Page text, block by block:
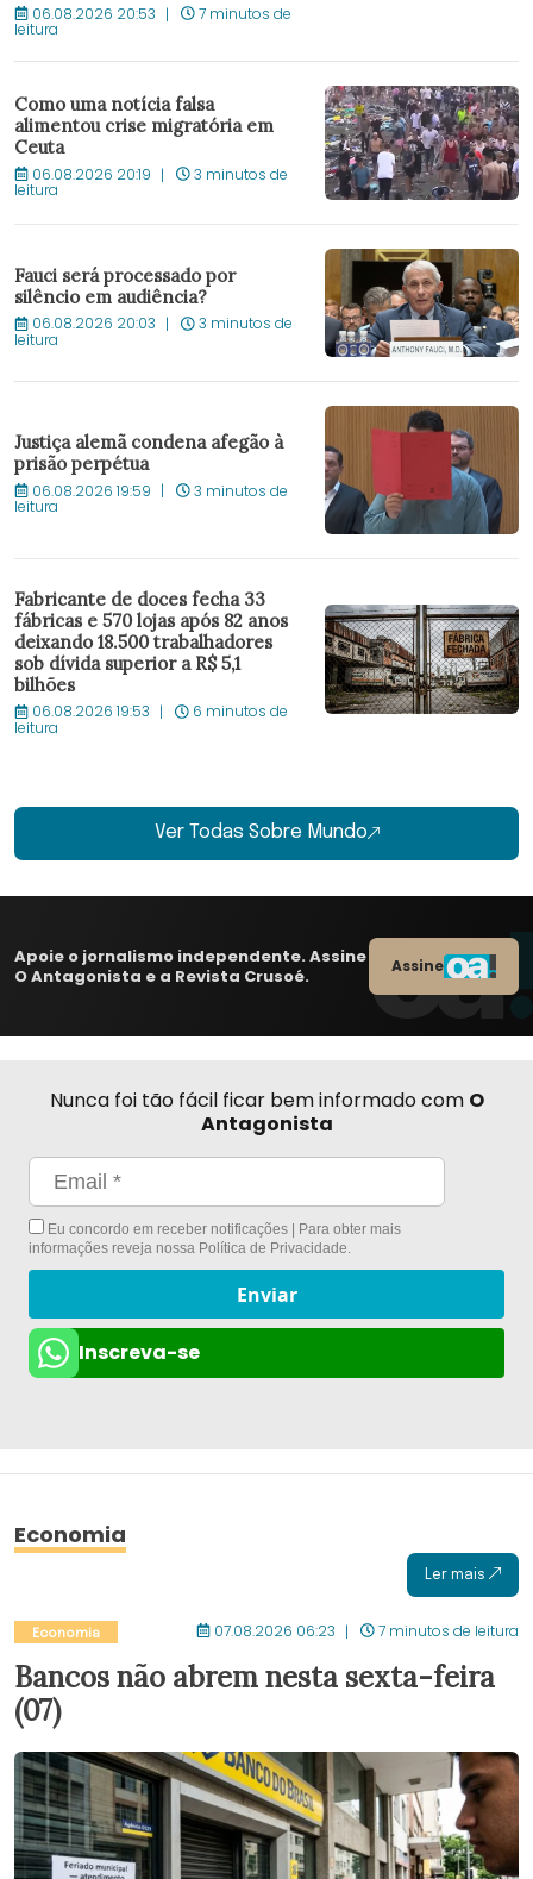
06.08.2026 20:53 7 minutos de
leitura
Como uma notícia falsa
alimentou crise migratória em
Ceuta
06.08.2026 20:19 3 minutos de
leitura
Fauci será processado por
silêncio em audiência?
06.08.2026 20:03 3 minutos de
leitura
Justiça alemã condena afegão à
prisão perpétua
06.08.2026 19:59 3 minutos de
leitura
Fabricante de doces fecha 33
fábricas e 570 lojas após 82 anos
deixando 18.500 trabalhadores
sob dívida superior a R$ 5,1
bilhões
06.08.2026 19:53 6 minutos de
leitura
Ver Todas Sobre Mundo
Apoie o jornalismo independente. Assine
O Antagonista e a Revista Crusoé.
Assine
Nunca foi tão fácil ficar bem informado com O
Antagonista
Eu concordo em receber notificações | Para obter mais
informações reveja nossa Política de Privacidade.
Enviar
Inscreva-se
Economia
Ler mais
Economia 07.08.2026 06:23 7 minutos de leitura
Bancos não abrem nesta sexta-feira
(07)